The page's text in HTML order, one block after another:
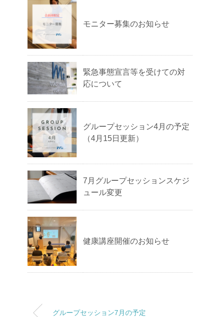
モニター募集のお知らせ
緊急事態宣言等を受けての対
応について
グループセッション4月の予定
（4月15日更新）
7月グループセッションスケジ
ュール変更
健康講座開催のお知らせ
グループセッション7月の予定